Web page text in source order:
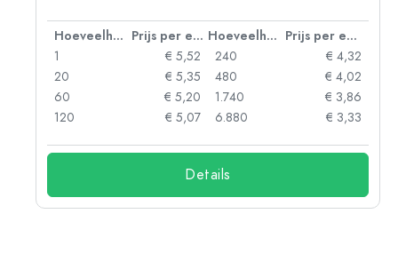
Hoeveelheid Prijs per eenheid Hoeveelheid
Prijs per eenheid
1
€ 5,52
20
€ 5,35
60
€ 5,20
120
€ 5,07
240
€ 4,32
480
€ 4,02
1.740
€ 3,86
6.880
€ 3,33
Details